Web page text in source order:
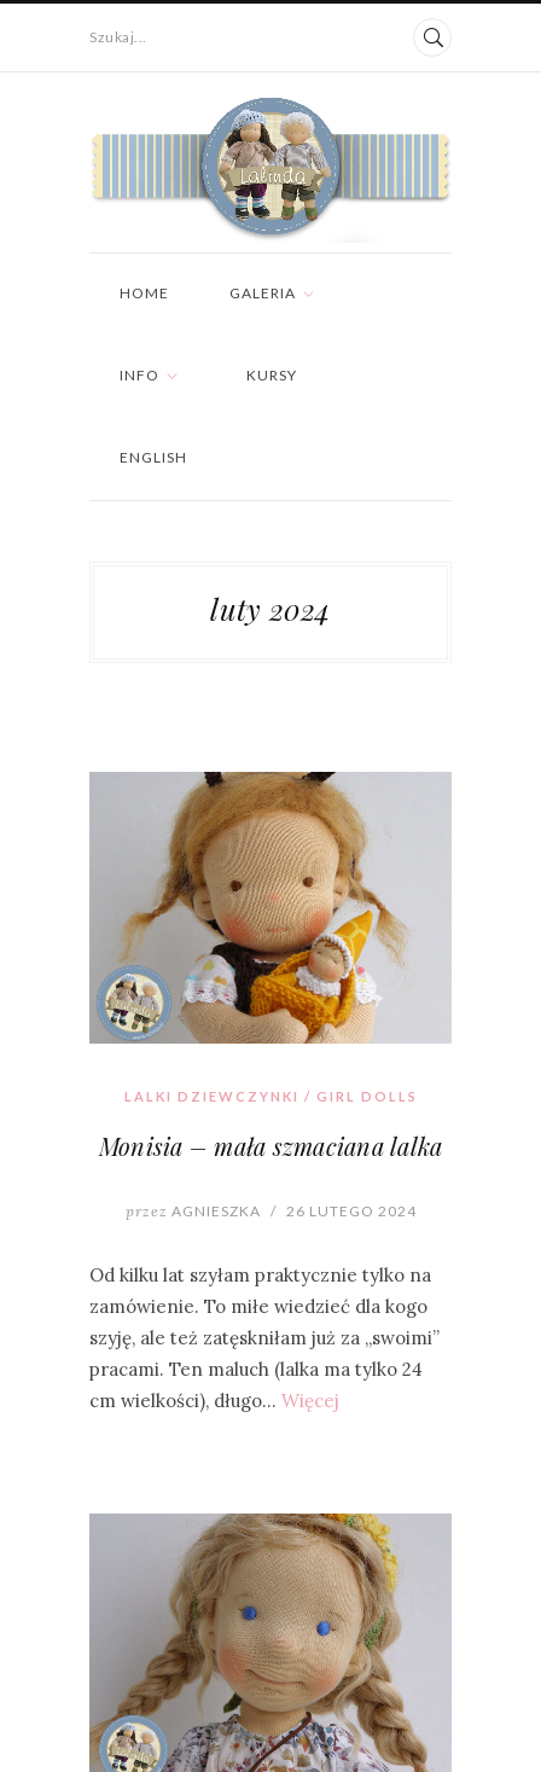
Szukaj...
HOME GALERIA
INFO KURSY
ENGLISH
luty 2024
LALKI DZIEWCZYNKI / GIRL DOLLS
Monisia – mała szmaciana lalka
przez AGNIESZKA / 26 LUTEGO 2024
Od kilku lat szyłam praktycznie tylko na
zamówienie. To miłe wiedzieć dla kogo
szyję, ale też zatęskniłam już za „swoimi”
pracami. Ten maluch (lalka ma tylko 24
cm wielkości), długo… Więcej